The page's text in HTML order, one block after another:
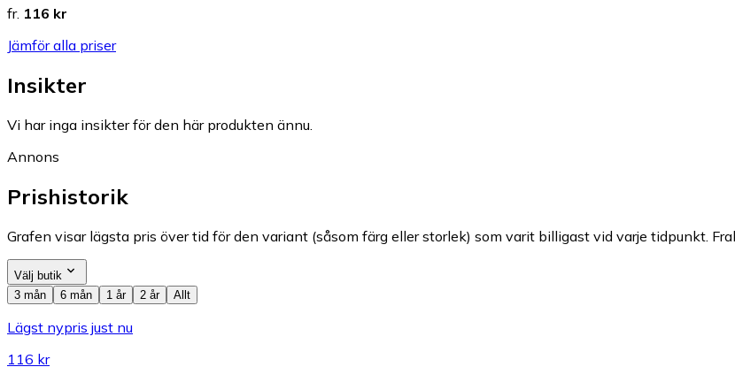
fr. 116 kr
Jämför alla priser
Insikter
Vi har inga insikter för den här produkten ännu.
Annons
Prishistorik
Grafen visar lägsta pris över tid för den variant (såsom färg eller storlek) som varit billigast vid varje tidpunkt.
Välj butik
3 mån
6 mån 1 år 2 år Allt
Lägst nypris just nu
116 kr